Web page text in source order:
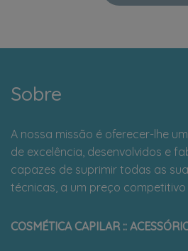
Sobre
A nossa missão é oferecer-lhe
de excelência, desenvolvidos e
capazes de suprimir todas as
técnicas, a um preço
COSMÉTICA CAPILAR ::